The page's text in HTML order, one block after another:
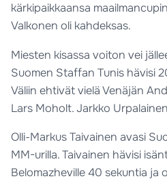
kärkipaikkaansa
Valkonen oli kahdeksas.
Miesten kisassa voiton vei
Suomen Staffan Tunis hävisi
Väliin ehtivät vielä Venäjän
Lars Moholt. Jarkko
Olli-Markus Taivainen avasi
MM-urilla. Taivainen hävisi
Belomazheville 40 sekuntia ja